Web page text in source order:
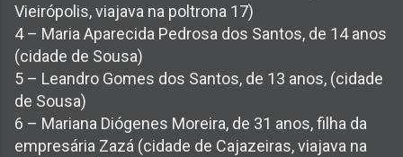
Vieirópolis, viajava na poltrona 17)
4 – Maria Aparecida Pedrosa dos Santos, de 14 anos
(cidade de Sousa)
5 – Leandro Gomes dos Santos, de 13 anos, (cidade
de Sousa)
6 – Mariana Diógenes Moreira, de 31 anos, filha da
empresária Zazá (cidade de Cajazeiras, viajava na